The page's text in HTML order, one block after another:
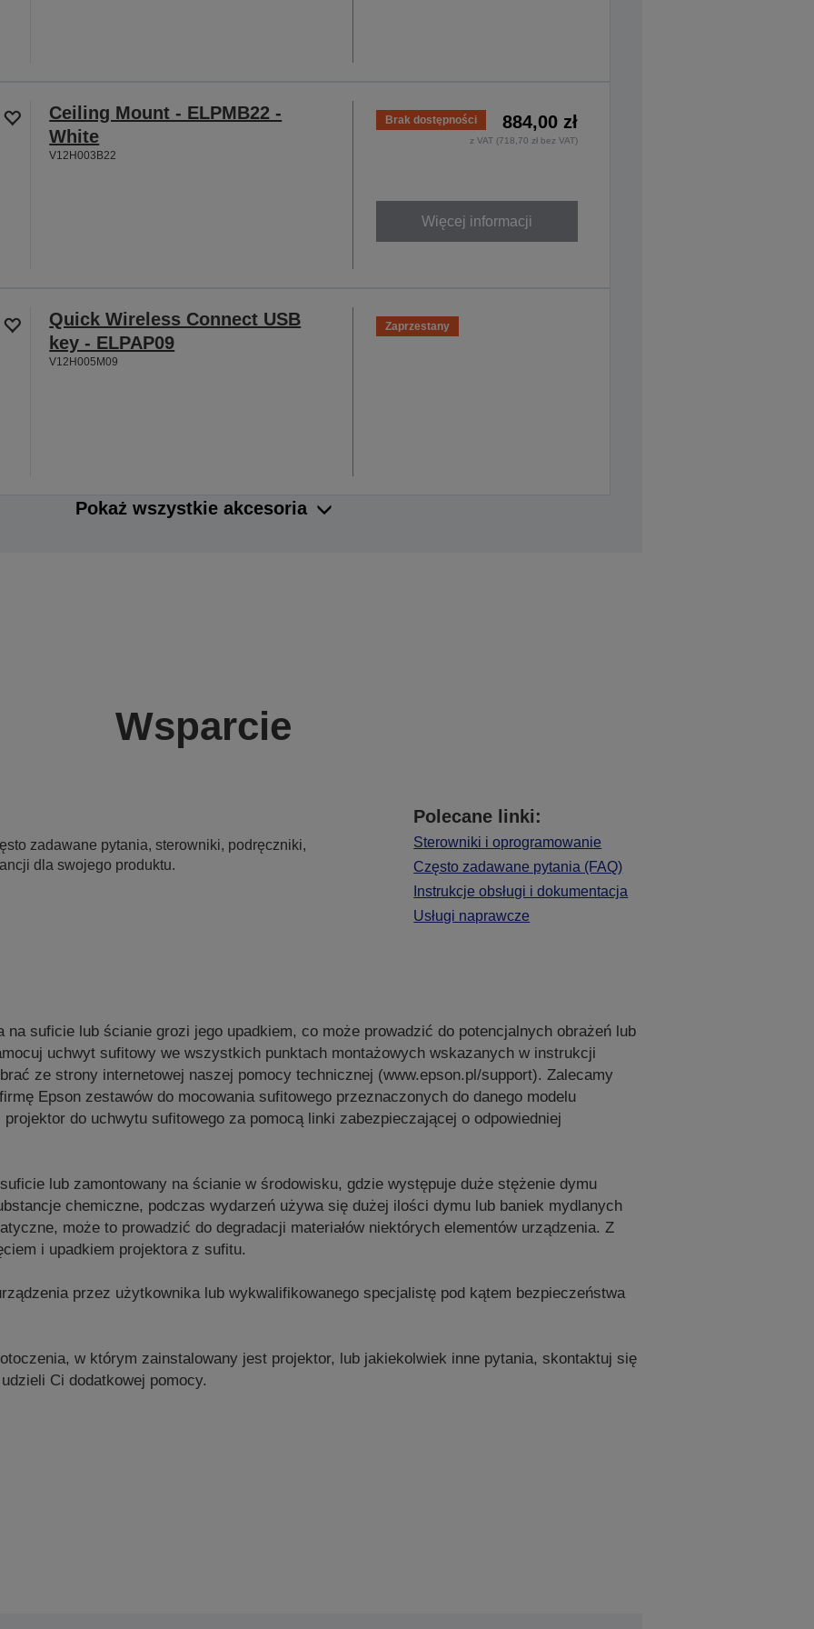
Ceiling Mount - ELPMB22 -
White
V12H003B22
Brak dostępności 884,00 zł
z VAT (718,70 zł bez VAT)
Więcej informacji
Quick Wireless Connect USB
key - ELPAP09
V12H005M09
Zaprzestany
Pokaż wszystkie akcesoria
Wsparcie
zadawane pytania, sterowniki, podręczniki,
dla swojego produktu.
Polecane linki:
Sterowniki i oprogramowanie
Często zadawane pytania (FAQ)
Instrukcje obsługi i dokumentacja
Usługi naprawcze
na suficie lub ścianie grozi jego upadkiem, co może prowadzić do potencjalnych obrażeń lub
uchwyt sufitowy we wszystkich punktach montażowych wskazanych w instrukcji
ze strony internetowej naszej pomocy technicznej (www.epson.pl/support). Zalecamy
Epson zestawów do mocowania sufitowego przeznaczonych do danego modelu
do uchwytu sufitowego za pomocą linki zabezpieczającej o odpowiedniej
lub zamontowany na ścianie w środowisku, gdzie występuje duże stężenie dymu
chemiczne, podczas wydarzeń używa się dużej ilości dymu lub baniek mydlanych
może to prowadzić do degradacji materiałów niektórych elementów urządzenia. Z
i upadkiem projektora z sufitu.
przez użytkownika lub wykwalifikowanego specjalistę pod kątem bezpieczeństwa
w którym zainstalowany jest projektor, lub jakiekolwiek inne pytania, skontaktuj się
Ci dodatkowej pomocy.